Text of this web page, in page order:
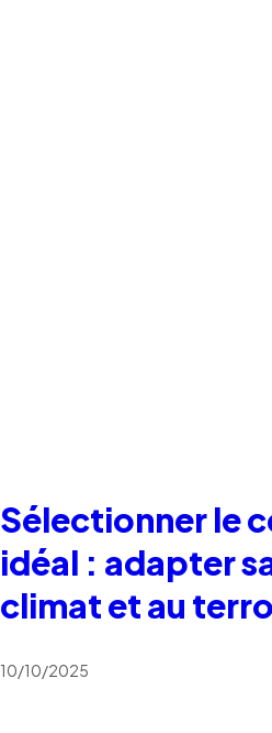
Sélectionner le
idéal : adapter
climat et au
10/10/2025